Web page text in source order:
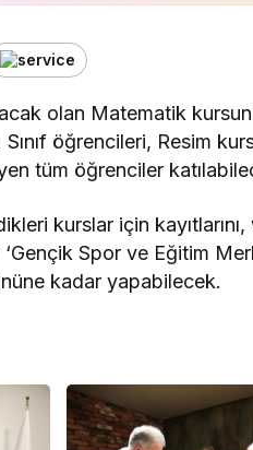
olan Matematik
öğrencileri, Resim
tüm öğrenciler
kurslar için
Spor ve Eğitim
kadar yapabilecek.